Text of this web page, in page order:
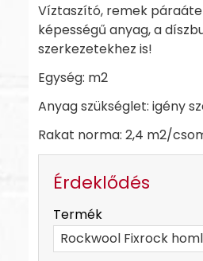
Víztaszító, remek
képességű anyag, a
szerkezetekhez is!
Egység: m2
Anyag szükséglet: igény
Rakat norma: 2,4 m2/
Érdeklődés
Termék